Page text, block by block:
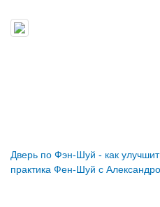
Дверь по Фэн-Шуй - как
практика Фен-Шуй с